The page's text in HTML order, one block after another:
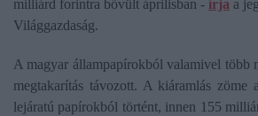
milliárd forintra bővült áprilisban - írja a
Világgazdaság.
A magyar állampapírokból valamivel
megtakarítás távozott. A kiáramlás zöme
lejáratú papírokból történt, innen 155